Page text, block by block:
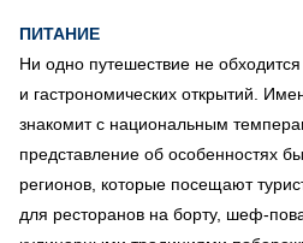
ПИТАНИЕ
Ни одно путешествие не
и гастрономических открытий.
знакомит с национальным
представление об особенностях
регионов, которые посещают
для ресторанов на борту, шеф-